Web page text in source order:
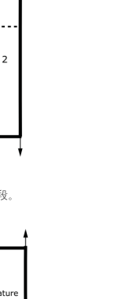
。